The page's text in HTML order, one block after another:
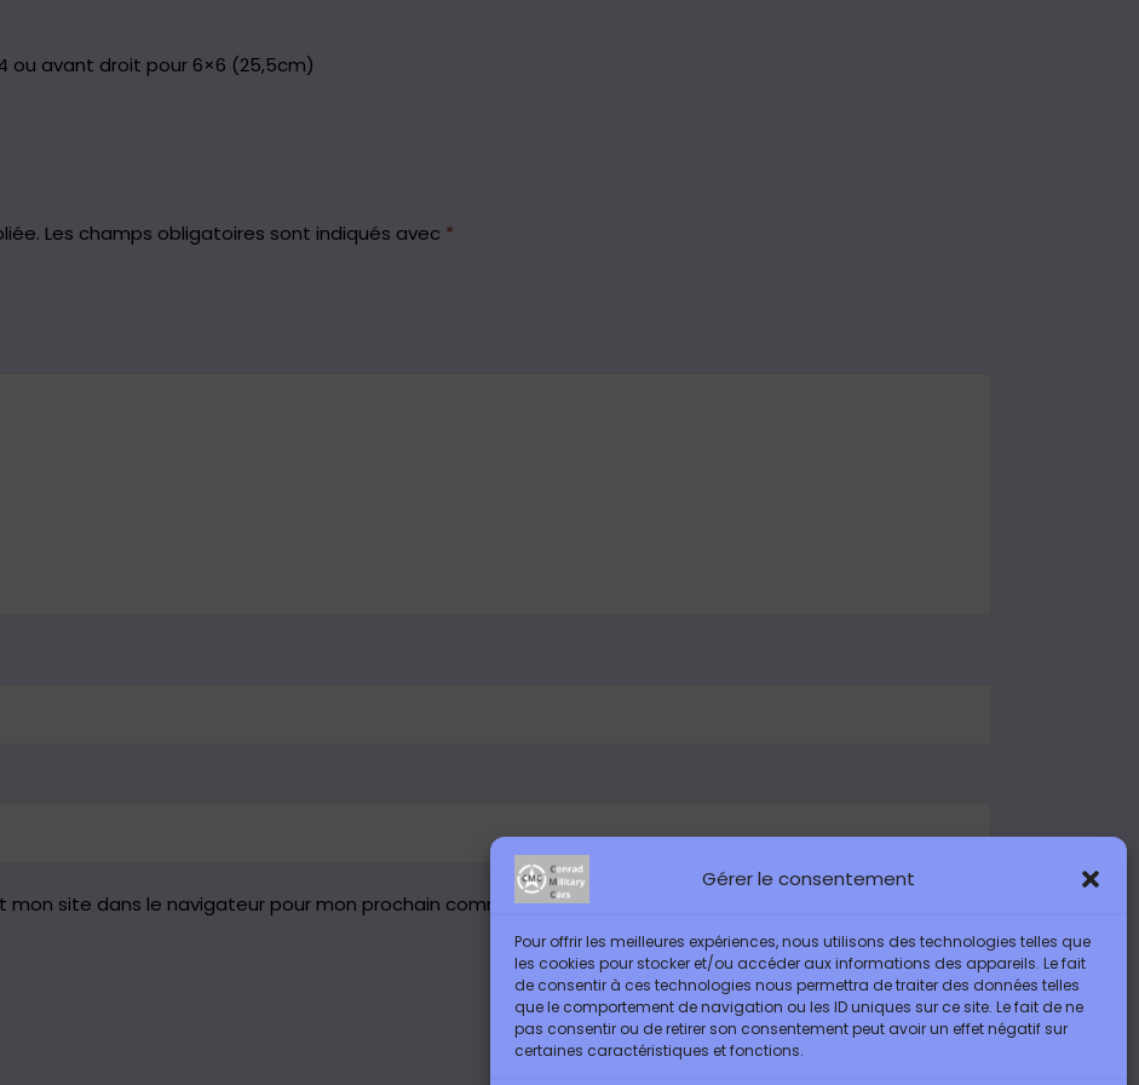
Gérer le consentement
Pour offrir les meilleures expériences, nous utilisons des technologies telles que
les cookies pour stocker et/ou accéder aux informations des appareils. Le fait
de consentir à ces technologies nous permettra de traiter des données telles
que le comportement de navigation ou les ID uniques sur ce site. Le fait de ne
pas consentir ou de retirer son consentement peut avoir un effet négatif sur
certaines caractéristiques et fonctions.
ou avant droit pour 6×6 (25,5cm)
Les champs obligatoires sont indiqués avec *
mon site dans le navigateur pour mon prochain commentaire.